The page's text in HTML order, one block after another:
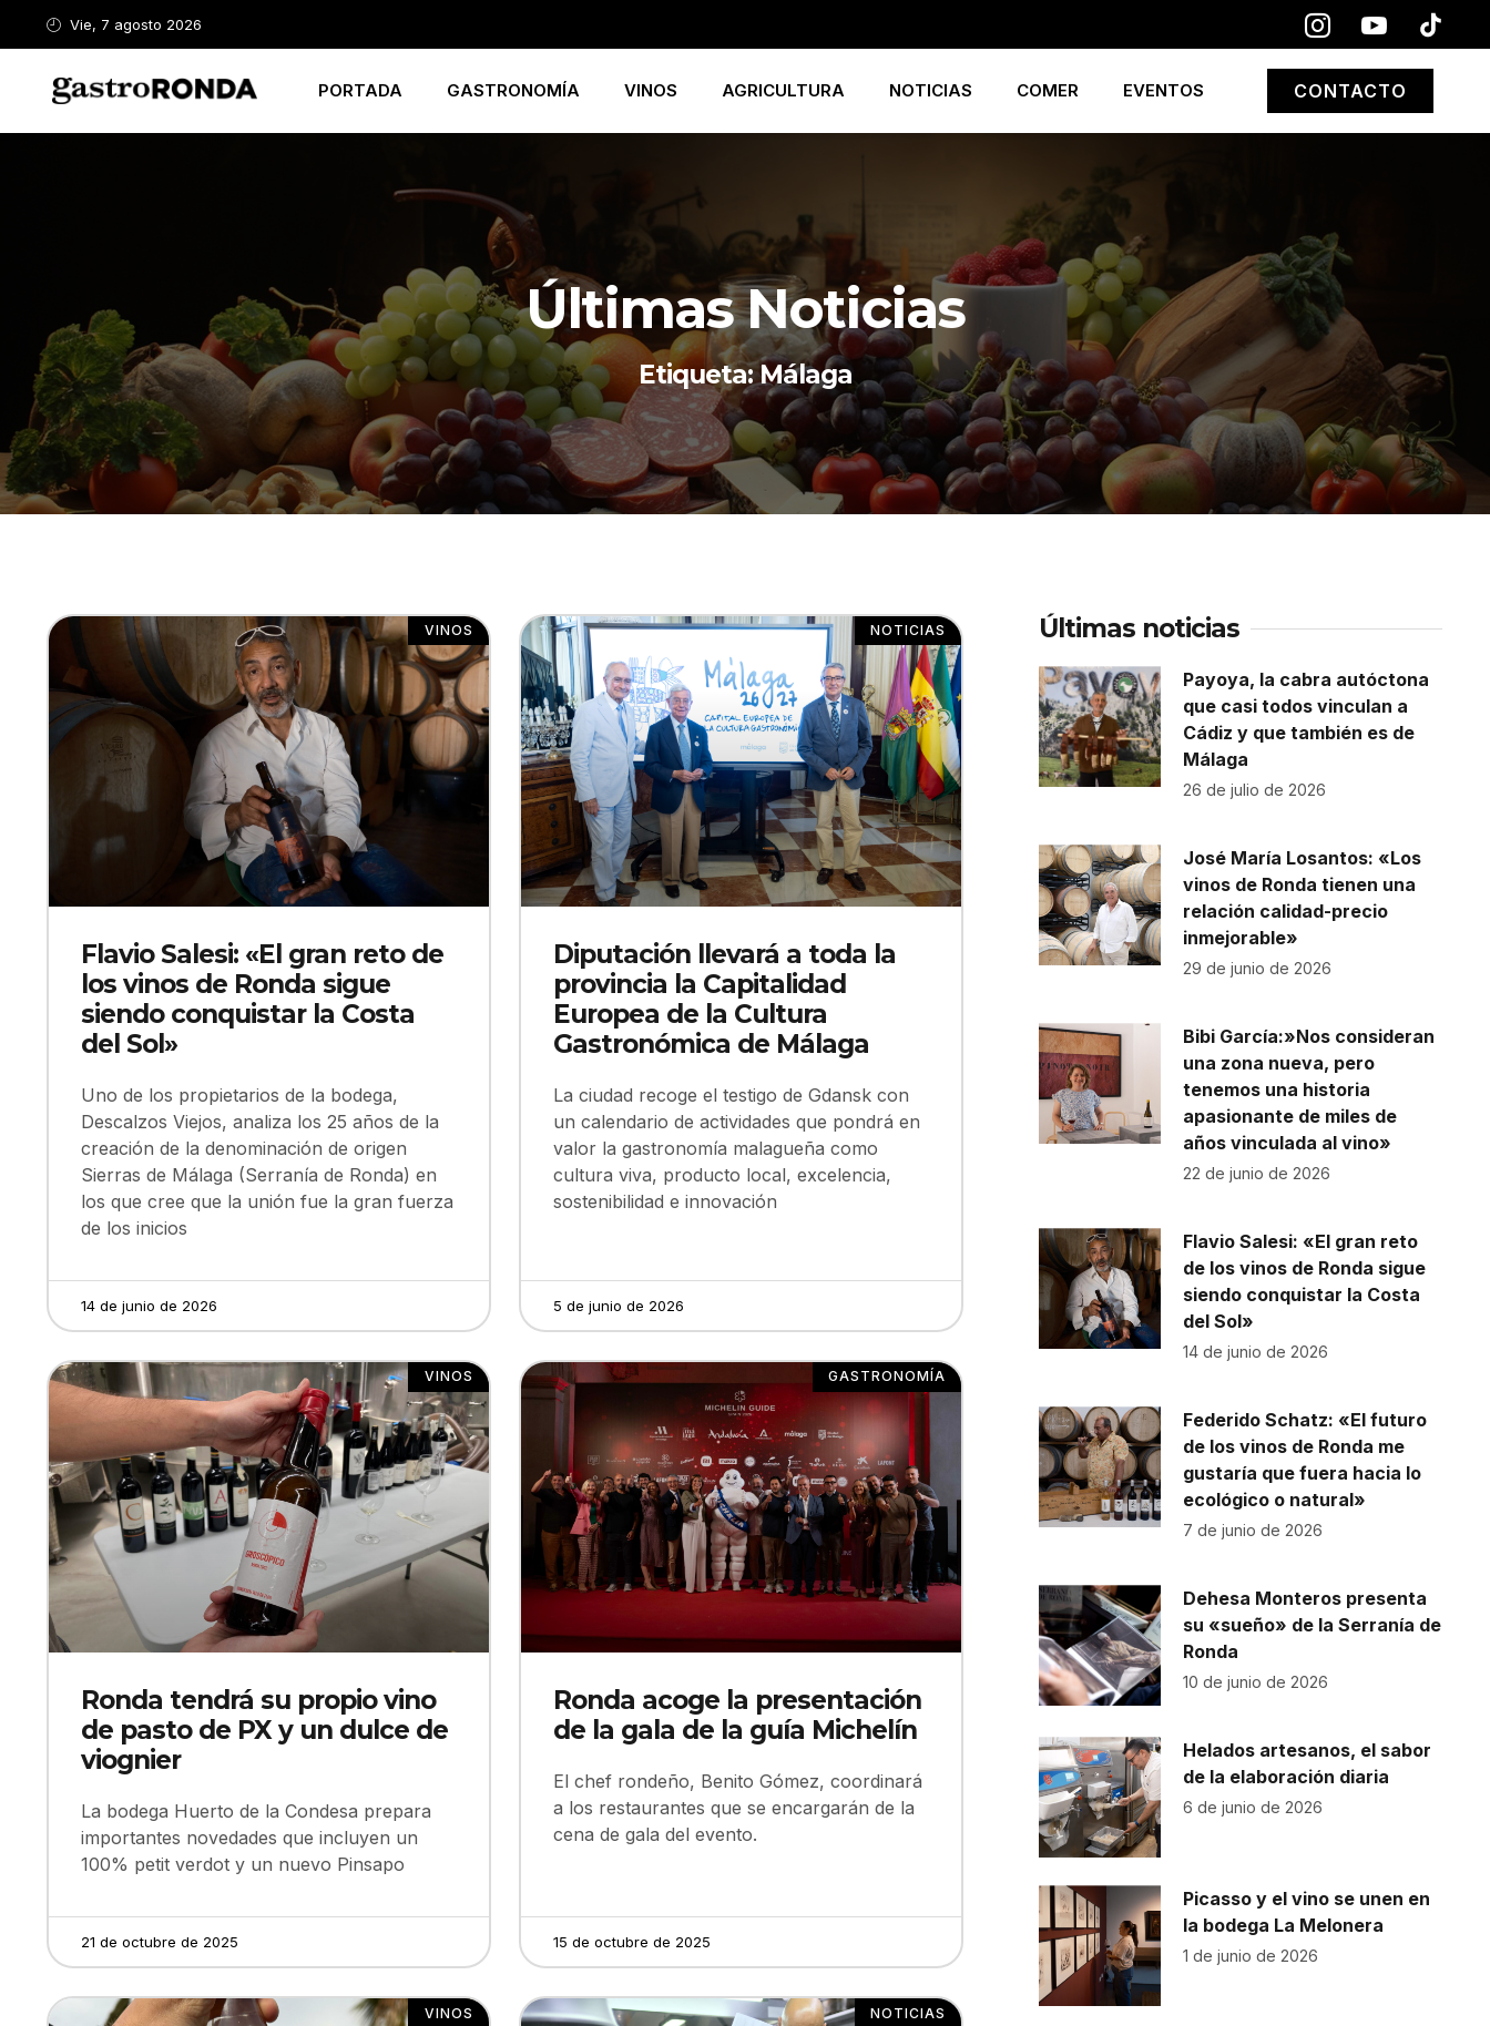
Vie, 7 agosto 2026
PORTADA GASTRONOMÍA VINOS AGRICULTURA NOTICIAS COMER EVENTOS CONTACTO
Últimas Noticias
Etiqueta: Málaga
VINOS
Flavio Salesi: «El gran reto de
los vinos de Ronda sigue
siendo conquistar la Costa
del Sol»
Uno de los propietarios de la bodega,
Descalzos Viejos, analiza los 25 años de la
creación de la denominación de origen
Sierras de Málaga (Serranía de Ronda) en
los que cree que la unión fue la gran fuerza
de los inicios
14 de junio de 2026
NOTICIAS
Diputación llevará a toda la
provincia la Capitalidad
Europea de la Cultura
Gastronómica de Málaga
La ciudad recoge el testigo de Gdansk con
un calendario de actividades que pondrá en
valor la gastronomía malagueña como
cultura viva, producto local, excelencia,
sostenibilidad e innovación
5 de junio de 2026
VINOS
Ronda tendrá su propio vino
de pasto de PX y un dulce de
viognier
La bodega Huerto de la Condesa prepara
importantes novedades que incluyen un
100% petit verdot y un nuevo Pinsapo
21 de octubre de 2025
GASTRONOMÍA
Ronda acoge la presentación
de la gala de la guía Michelín
El chef rondeño, Benito Gómez, coordinará
a los restaurantes que se encargarán de la
cena de gala del evento.
15 de octubre de 2025
VINOS NOTICIAS
Últimas noticias
Payoya, la cabra autóctona
que casi todos vinculan a
Cádiz y que también es de
Málaga
26 de julio de 2026
José María Losantos: «Los
vinos de Ronda tienen una
relación calidad-precio
inmejorable»
29 de junio de 2026
Bibi García:»Nos consideran
una zona nueva, pero
tenemos una historia
apasionante de miles de
años vinculada al vino»
22 de junio de 2026
Flavio Salesi: «El gran reto
de los vinos de Ronda sigue
siendo conquistar la Costa
del Sol»
14 de junio de 2026
Federido Schatz: «El futuro
de los vinos de Ronda me
gustaría que fuera hacia lo
ecológico o natural»
7 de junio de 2026
Dehesa Monteros presenta
su «sueño» de la Serranía de
Ronda
10 de junio de 2026
Helados artesanos, el sabor
de la elaboración diaria
6 de junio de 2026
Picasso y el vino se unen en
la bodega La Melonera
1 de junio de 2026